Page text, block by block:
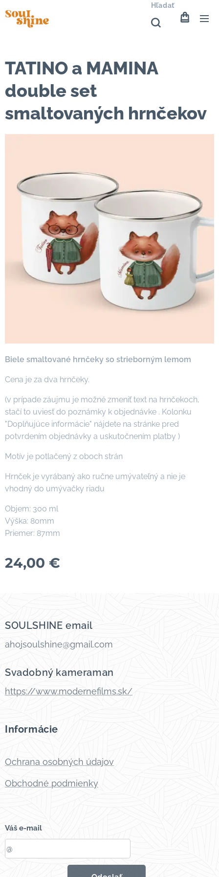
Hľadať
TATINO a MAMINA
double set
smaltovaných hrnčekov
Biele smaltované hrnčeky so strieborným lemom
Cena je za dva hrnčeky.
(v prípade záujmu je možné zmeniť text na hrnčekoch,
stačí to uviesť do poznámky k objednávke . Kolonku
"Doplňujúce informácie" nájdete na stránke pred
potvrdením objednávky a uskutočnením platby )
Motív je potlačený z oboch strán
Hrnček je vyrábaný ako ručne umývateľný a nie je
vhodný do umývačky riadu
Objem: 300 ml
Výška: 80mm
Priemer: 87mm
24,00 €
SOULSHINE email
ahojsoulshine@gmail.com
Svadobný kameraman
https://www.modernefilms.sk/
Informácie
Ochrana osobných údajov
Obchodné podmienky
Váš e-mail